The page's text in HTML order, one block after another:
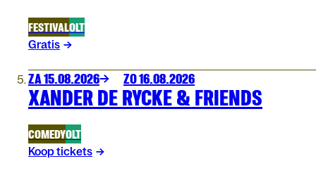
FESTIVALOLT
Gratis
ZA 15.08.2026 ZO 16.08.2026
XANDER DE RYCKE & FRIENDS
COMEDYOLT
Koop tickets